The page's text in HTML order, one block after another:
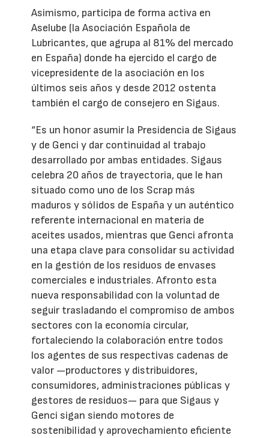
Asimismo, participa de forma activa en
Aselube (la Asociación Española de
Lubricantes, que agrupa al 81% del mercado
en España) donde ha ejercido el cargo de
vicepresidente de la asociación en los
últimos seis años y desde 2012 ostenta
también el cargo de consejero en Sigaus.
“Es un honor asumir la Presidencia de Sigaus
y de Genci y dar continuidad al trabajo
desarrollado por ambas entidades. Sigaus
celebra 20 años de trayectoria, que le han
situado como uno de los Scrap más
maduros y sólidos de España y un auténtico
referente internacional en materia de
aceites usados, mientras que Genci afronta
una etapa clave para consolidar su actividad
en la gestión de los residuos de envases
comerciales e industriales. Afronto esta
nueva responsabilidad con la voluntad de
seguir trasladando el compromiso de ambos
sectores con la economía circular,
fortaleciendo la colaboración entre todos
los agentes de sus respectivas cadenas de
valor —productores y distribuidores,
consumidores, administraciones públicas y
gestores de residuos— para que Sigaus y
Genci sigan siendo motores de
sostenibilidad y aprovechamiento eficiente